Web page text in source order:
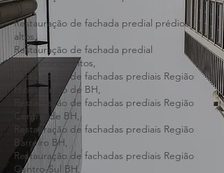
Restauração de fachadas edifícios altos,
Restauração de fachadas prédios altos,
Restauração de fachadas condomínios altos,
Restauração de fachada predial edifícios
altos,
Restauração de fachada predial prédios
altos,
Restauração de fachada predial
condomínios altos,
Restauração de fachadas prediais Região
Hipercentro de BH,
Restauração de fachadas prediais Região
Central de BH,